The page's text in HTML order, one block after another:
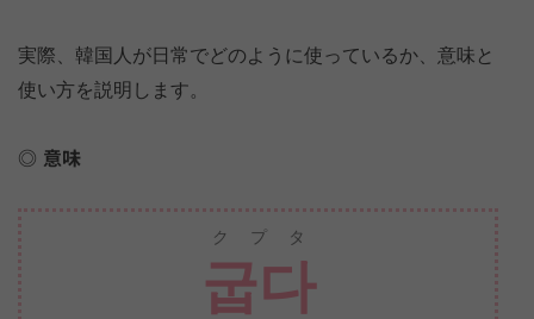
実際、韓国人が日常でどのように使っているか、意味と
使い方を説明します。
意味
굽다
クプタ